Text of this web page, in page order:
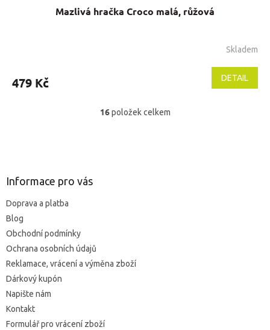
Mazlivá hračka Croco malá, růžová
Skladem
479 Kč DETAIL
O
v
16položek celkem
Informace pro vás
Doprava a platba
Blog
Obchodní podmínky
Ochrana osobních údajů
Reklamace, vrácení a výměna zboží
Dárkový kupón
Napište nám
Kontakt
Formulář pro vrácení zboží